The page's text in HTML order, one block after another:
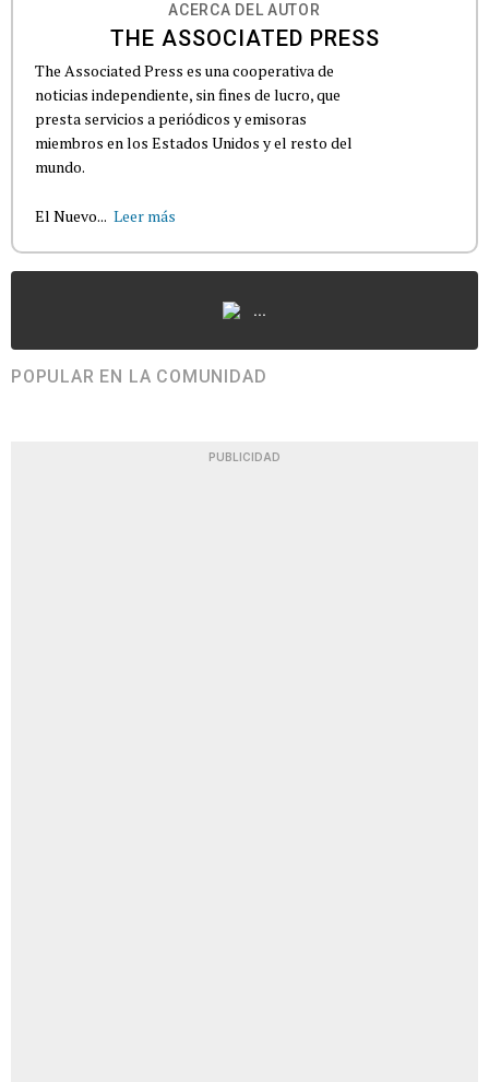
ACERCA DEL AUTOR
THE ASSOCIATED PRESS
The Associated Press es una cooperativa de
noticias independiente, sin fines de lucro, que
presta servicios a periódicos y emisoras
miembros en los Estados Unidos y el resto del
mundo.
El Nuevo... Leer más
...
POPULAR EN LA COMUNIDAD
PUBLICIDAD